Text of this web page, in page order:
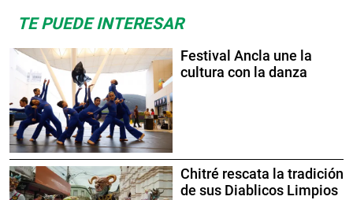
TE PUEDE INTERESAR
Festival Ancla une la
cultura con la danza
Chitré rescata la tradición
de sus Diablicos Limpios